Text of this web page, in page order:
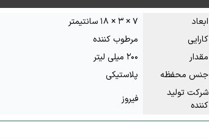
ابعاد
۷ × ۳ × ۱۸ سانتیمتر
کارایی
مرطوب کننده
مقدار
۲۰۰ میلی لیتر
جنس محفظه
پلاستیکی
شرکت تولید
کننده
فیروز